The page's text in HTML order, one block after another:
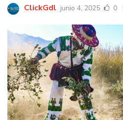
ClickGdl junio 4, 2025 0